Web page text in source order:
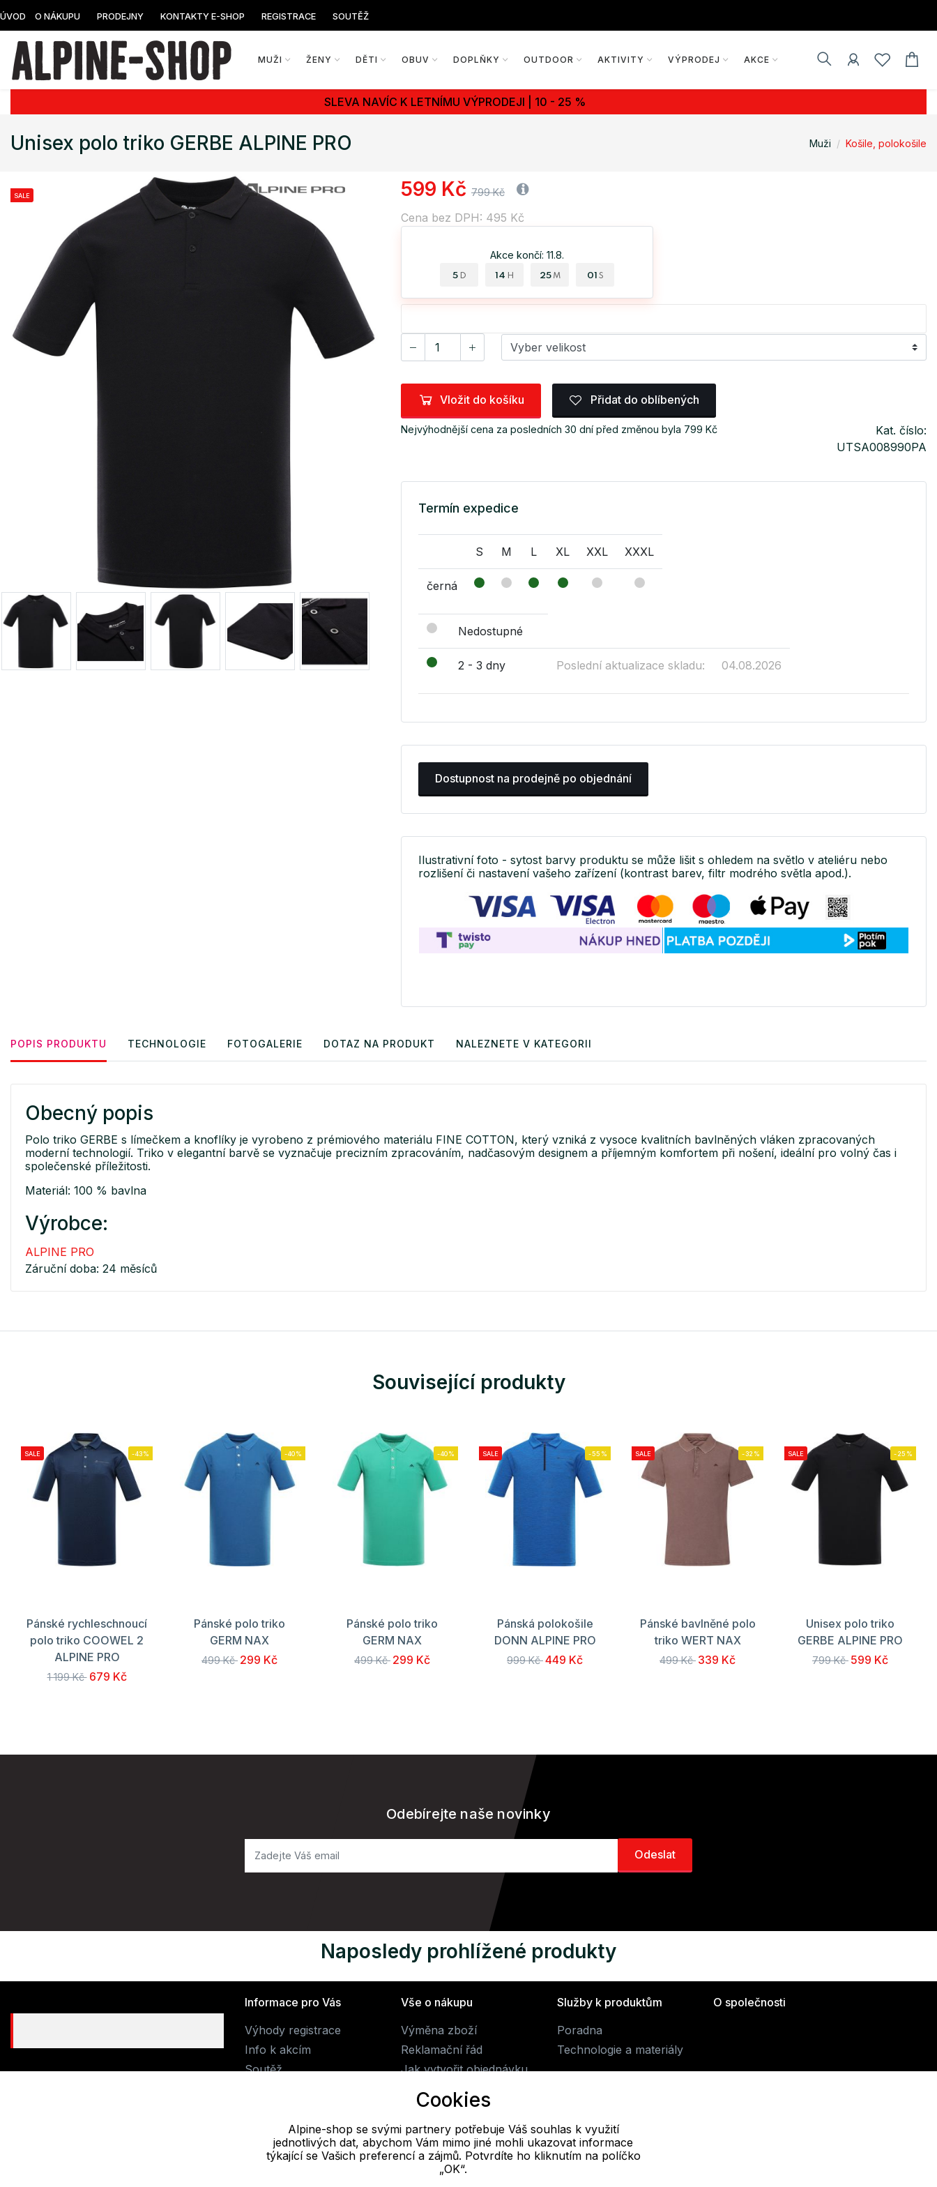
ÚVOD O NÁKUPU PRODEJNY KONTAKTY E-SHOP REGISTRACE SOUTĚŽ
MUŽI ŽENY DĚTI OBUV DOPLŇKY OUTDOOR AKTIVITY VÝPRODEJ AKCE
SLEVA NAVÍC K LETNÍMU VÝPRODEJI | 10 - 25 %
Unisex polo triko GERBE ALPINE PRO Muži Košile, polokošile
SALE 599 Kč 799 Kč
Cena bez DPH: 495 Kč
Akce končí: 11.8.
5 D 14 H 25 M 01 S
Vložit do košíku Přidat do oblíbených
Nejvýhodnější cena za posledních 30 dní před změnou byla 799 Kč
Kat. číslo:
UTSA008990PA
Termín expedice
S M L XL XXL XXXL
černá
Nedostupné
2 - 3 dny Poslední aktualizace skladu: 04.08.2026
Dostupnost na prodejně po objednání
Ilustrativní foto - sytost barvy produktu se může lišit s ohledem na světlo v ateliéru nebo
rozlišení či nastavení vašeho zařízení (kontrast barev, filtr modrého světla apod.).
POPIS PRODUKTU TECHNOLOGIE FOTOGALERIE DOTAZ NA PRODUKT NALEZNETE V KATEGORII
Obecný popis
Polo triko GERBE s límečkem a knoflíky je vyrobeno z prémiového materiálu FINE COTTON, který vzniká z vysoce kvalitních bavlněných vláken zpracovaných
moderní technologií. Triko v elegantní barvě se vyznačuje precizním zpracováním, nadčasovým designem a příjemným komfortem při nošení, ideální pro volný čas i
společenské příležitosti.
Materiál: 100 % bavlna
Výrobce:
ALPINE PRO
Záruční doba: 24 měsíců
Související produkty
SALE -43%
Pánské rychleschnoucí
polo triko COOWEL 2
ALPINE PRO
1 199 Kč 679 Kč
-40%
Pánské polo triko
GERM NAX
499 Kč 299 Kč
-40%
Pánské polo triko
GERM NAX
499 Kč 299 Kč
SALE -55%
Pánská polokošile
DONN ALPINE PRO
999 Kč449 Kč
SALE -32%
Pánské bavlněné polo
triko WERT NAX
499 Kč 339 Kč
SALE -25%
Unisex polo triko
GERBE ALPINE PRO
799 Kč 599 Kč
Odebírejte naše novinky
Naposledy prohlížené produkty
Informace pro Vás
Výhody registrace
Info k akcím
Soutěž
Vše o nákupu
Výměna zboží
Reklamační řád
Jak vytvořit objednávku
Obchodní podmínky
Doprava
Služby k produktům
Poradna
Technologie a materiály
O společnosti
E-mail
Cookies
Alpine-shop se svými partnery potřebuje Váš souhlas k využití
jednotlivých dat, abychom Vám mimo jiné mohli ukazovat informace
týkající se Vašich preferencí a zájmů. Potvrdíte ho kliknutím na políčko
„OK“.